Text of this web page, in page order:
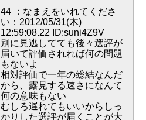
44 ：なまえをいれてくださ
い：2012/05/31(木)
12:59:08.22 ID:suni4Z9V
別に見逃してても後々選評が
届いて評価されれば何の問題
もないよ
相対評価で一年の総結なんだ
から、露見する速さになんて
何の意味もない
むしろ遅れてもいいからしっ
かりした選評が届くことが大